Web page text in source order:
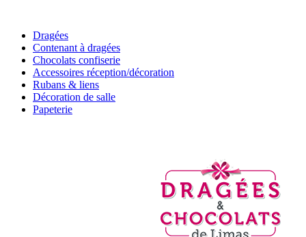
Dragées
Contenant à dragées
Chocolats confiserie
Accessoires réception/décoration
Rubans & liens
Décoration de salle
Papeterie